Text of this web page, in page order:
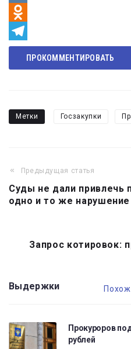
VK
Odnoklassniki
Telegram
ПРОКОММЕНТИРОВАТЬ
Метки Госзакупки
Навигация
по
записям
Предыдущая статья
Суды не дали
одно и то же нарушение
Запрос котировок:
Выдержки
Прокуроров
рублей